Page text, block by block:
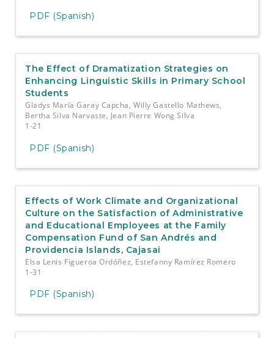
PDF (Spanish)
The Effect of Dramatization Strategies on
Enhancing Linguistic Skills in Primary School
Students
Gladys María Garay Capcha, Willy Gastello Mathews,
Bertha Silva Narvaste, Jean Pierre Wong Silva
1-21
PDF (Spanish)
Effects of Work Climate and Organizational
Culture on the Satisfaction of Administrative
and Educational Employees at the Family
Compensation Fund of San Andrés and
Providencia Islands, Cajasai
Elsa Lenis Figueroa Ordóñez, Estefanny Ramírez Romero
1-31
PDF (Spanish)